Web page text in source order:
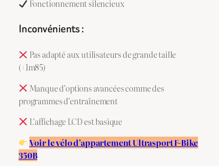
Fonctionnement silencieux
Inconvénients :
Pas adapté aux utilisateurs de grande taille
(+1m85)
Manque d’options avancées comme des
programmes d’entraînement
L’affichage LCD est basique
Voir le vélo d’appartement Ultrasport F-Bike
350B